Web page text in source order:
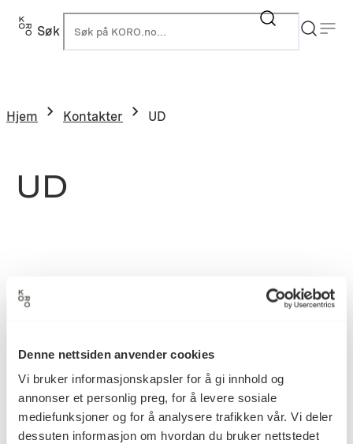
Denne nettsiden anvender cookies
Vi bruker informasjonskapsler for å gi innhold og
annonser et personlig preg, for å levere sosiale
mediefunksjoner og for å analysere trafikken vår. Vi deler
dessuten informasjon om hvordan du bruker nettstedet
Søk
Hjem Kontakter UD
UD
Postadresse
Postboks 6994